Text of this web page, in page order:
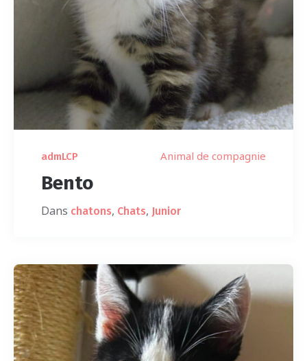
admLCP Animal de compagnie
Bento
Dans chatons, Chats, Junior